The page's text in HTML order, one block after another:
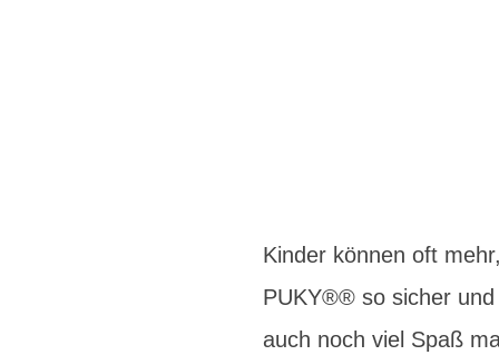
Kinder können oft
PUKY®® so sicher
auch noch viel Spaß